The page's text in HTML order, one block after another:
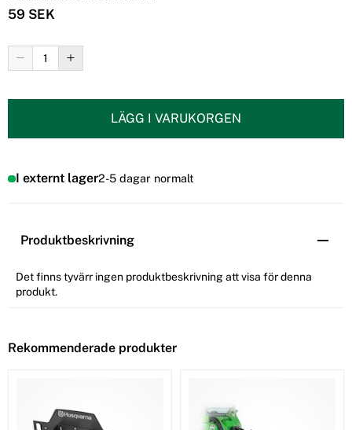
59 SEK
LÄGG I VARUKORGEN
I externt lager2-5 dagar normalt
Produktbeskrivning
Det finns tyvärr ingen produktbeskrivning att visa för denna
produkt.
Rekommenderade produkter